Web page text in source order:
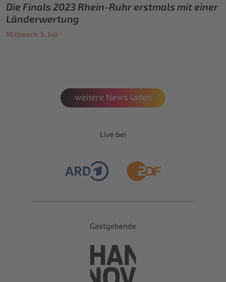
Die Finals 2023 Rhein-Ruhr erstmals mit einer
Länderwertung
Mittwoch, 5. Juli
weitere News laden